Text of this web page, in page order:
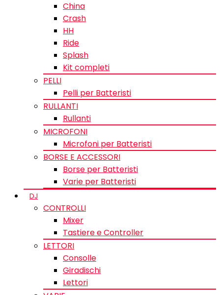
China
Crash
HH
Ride
Splash
Kit completi
PELLI
Pelli per Batteristi
RULLANTI
Rullanti
MICROFONI
Microfoni per Batteristi
BORSE E ACCESSORI
Borse per Batteristi
Varie per Batteristi
DJ
CONTROLLI
Mixer
Tastiere e Controller
LETTORI
Consolle
Giradischi
Lettori